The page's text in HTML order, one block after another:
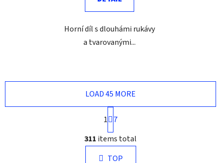
Horní díl s dlouhámi rukávy
a tvarovanými...
L
i
LOAD 45 MORE
P
a
g
i
n
a
1
7
311 items total
TOP